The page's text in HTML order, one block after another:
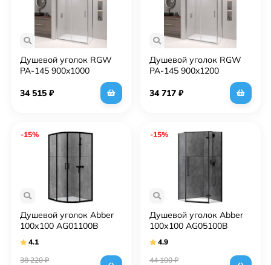
Душевой уголок RGW
PA-145 900x1000
34 515 ₽
Душевой уголок RGW
PA-145 900x1200
34 717 ₽
-15%
Душевой уголок Abber
100х100 AG01100B
прозрачное
4.1
38 220₽
-15%
Душевой уголок Abber
100х100 AG05100B
прозрачное
4.9
44 100₽